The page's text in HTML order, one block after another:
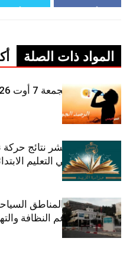
المواد ذات الصلة
طقس اليوم الجمعة 7 أوت 2026
وزارة التربية تنشر نتائج
الأزواج لمدرّسي التعليم
مليون دينار لدعم النظافة